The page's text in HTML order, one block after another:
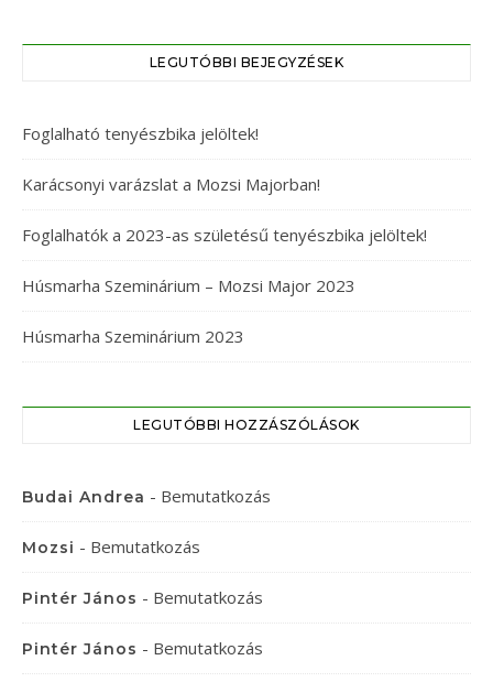
LEGUTÓBBI BEJEGYZÉSEK
Foglalható tenyészbika jelöltek!
Karácsonyi varázslat a Mozsi Majorban!
Foglalhatók a 2023-as születésű tenyészbika jelöltek!
Húsmarha Szeminárium – Mozsi Major 2023
Húsmarha Szeminárium 2023
LEGUTÓBBI HOZZÁSZÓLÁSOK
Budai Andrea - Bemutatkozás
Mozsi - Bemutatkozás
Pintér János - Bemutatkozás
Pintér János - Bemutatkozás